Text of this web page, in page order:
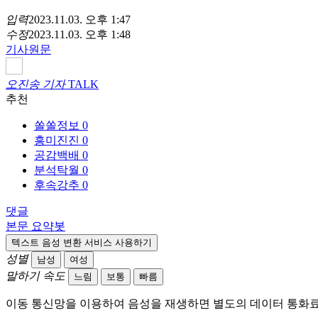
입력2023.11.03. 오후 1:47
수정2023.11.03. 오후 1:48
기사원문
오진송 기자 TALK
추천
쏠쏠정보 0
흥미진진 0
공감백배 0
분석탁월 0
후속강추 0
댓글
본문 요약봇
텍스트 음성 변환 서비스 사용하기
성별 남성 여성
말하기 속도 느림 보통 빠름
이동 통신망을 이용하여 음성을 재생하면 별도의 데이터 통화